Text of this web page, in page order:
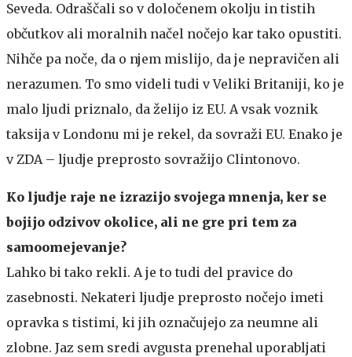
Seveda. Odraščali so v določenem okolju in tistih
občutkov ali moralnih načel nočejo kar tako opustiti.
Nihče pa noče, da o njem mislijo, da je nepravičen ali
nerazumen. To smo videli tudi v Veliki Britaniji, ko je
malo ljudi priznalo, da želijo iz EU. A vsak voznik
taksija v Londonu mi je rekel, da sovraži EU. Enako je
v ZDA – ljudje preprosto sovražijo Clintonovo.
Ko ljudje raje ne izrazijo svojega mnenja, ker se
bojijo odzivov okolice, ali ne gre pri tem za
samoomejevanje?
Lahko bi tako rekli. A je to tudi del pravice do
zasebnosti. Nekateri ljudje preprosto nočejo imeti
opravka s tistimi, ki jih označujejo za neumne ali
zlobne. Jaz sem sredi avgusta prenehal uporabljati